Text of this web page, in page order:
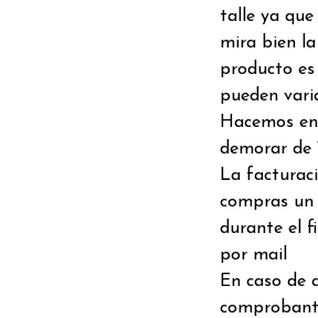
talle ya
mira bien
producto
pueden
Hacemos
demorar de
La
compras un
durante el
por mail
En caso de